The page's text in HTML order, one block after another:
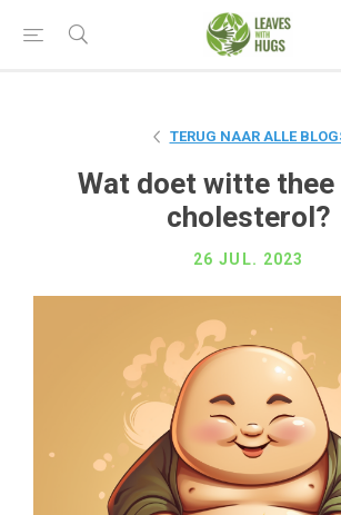
TERUG NAAR ALLE
Wat doet witte thee
cholesterol?
26 JUL. 2023